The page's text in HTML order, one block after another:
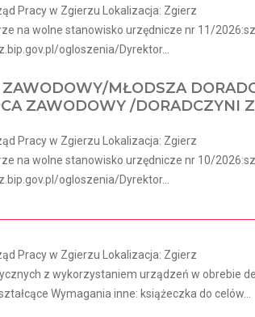
Pracy w Zgierzu Lokalizacja: Zgierz
na wolne stanowisko urzędnicze nr 11/
ogloszenia/Dyrektor...
MŁODSZA
ZAWODOWY /DORADCZYNI
Pracy w Zgierzu Lokalizacja: Zgierz
na wolne stanowisko urzędnicze nr 10/
ogloszenia/Dyrektor...
Pracy w Zgierzu Lokalizacja: Zgierz
z wykorzystaniem urządzeń w obrebie
Wymagania inne: książeczka do celów...